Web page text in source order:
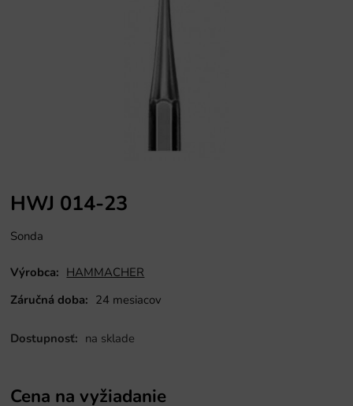
HWJ 014-23
Sonda
Výrobca: HAMMACHER
Záručná doba: 24 mesiacov
Dostupnosť: na sklade
Cena na vyžiadanie